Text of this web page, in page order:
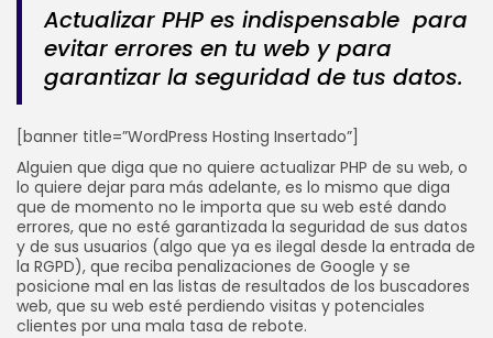
Actualizar PHP es indispensable para
evitar errores en tu web y para
garantizar la seguridad de tus datos.
[banner title=”WordPress Hosting Insertado”]
Alguien que diga que no quiere actualizar PHP de su web, o
lo quiere dejar para más adelante, es lo mismo que diga
que de momento no le importa que su web esté dando
errores, que no esté garantizada la seguridad de sus datos
y de sus usuarios (algo que ya es ilegal desde la entrada de
la RGPD), que reciba penalizaciones de Google y se
posicione mal en las listas de resultados de los buscadores
web, que su web esté perdiendo visitas y potenciales
clientes por una mala tasa de rebote.